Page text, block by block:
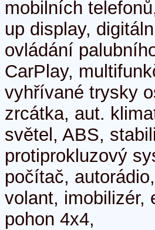
mobilních
up display,
ovládání
CarPlay,
vyhřívané trysky
zrcátka, aut.
světel, ABS,
protiprokluzový
počítač,
volant, imobilizér,
pohon 4x4,